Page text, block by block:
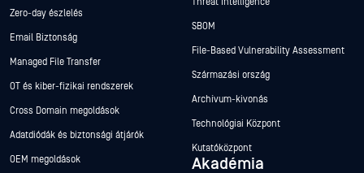
Zero-day észlelés
Email Biztonság
Managed File Transfer
OT és kiber-fizikai rendszerek
Cross Domain megoldások
Adatdiódák és biztonsági átjárók
OEM megoldások
SBOM
File-Based Vulnerability Assessment
Származási ország
Archívum-kivonás
Technológiai Központ
Kutatóközpont
Akadémia